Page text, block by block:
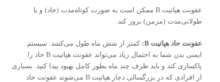
عفونت هپاتیت B ممکن است به صورت کوتاه‌مدت (حاد) و یا
طولانی‌مدت (مزمن) بروز کند.
عفونت حاد هپاتیت B:
کمتر از شش ماه طول می‌کشد. سیستم
ایمنی بدن شما به احتمال زیاد می‌تواند عفونت هپاتیت B حاد را
پاکسازی کند و باید ظرف چند ماه بطور کامل بهبود پیدا کنید. بسیاری
از افرادی که در بزرگسالی دچار هپاتیت B می‌شوند عفونت حاد